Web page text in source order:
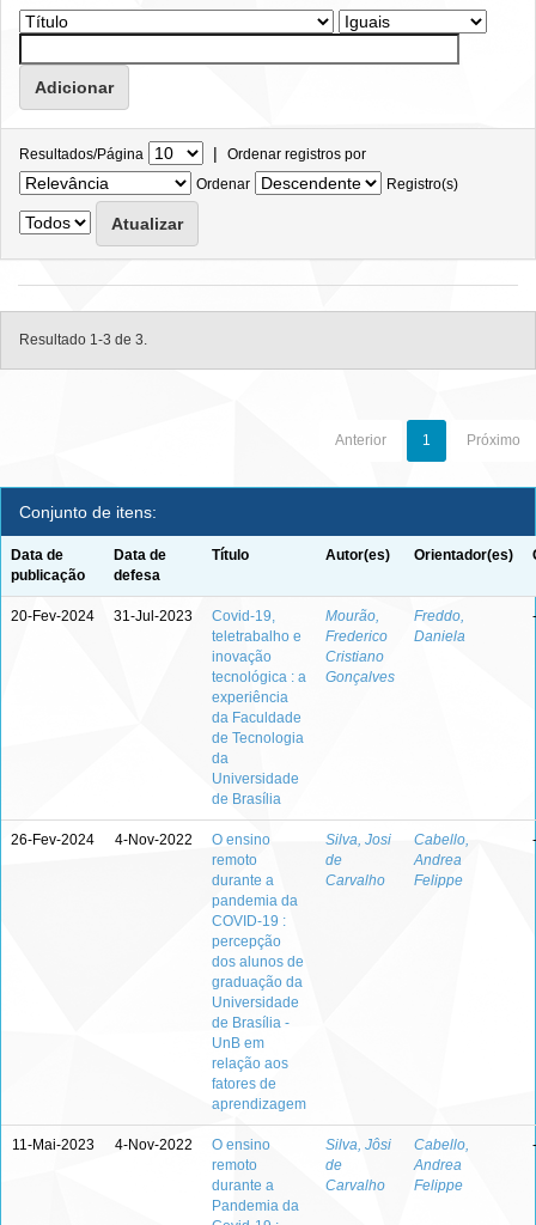
Resultados/Página | Ordenar registros por
Ordenar
Registro(s)
Resultado 1-3 de 3.
Anterior 1 Próximo
Conjunto de itens:
Data de
publicação
Data de
defesa
Título Autor(es) Orientador(es)
20-Fev-2024 31-Jul-2023
Covid-19,
teletrabalho e
inovação
tecnológica : a
experiência
da Faculdade
de Tecnologia
da
Universidade
de Brasília
Mourão,
Frederico
Cristiano
Gonçalves
Freddo,
Daniela
-
26-Fev-2024 4-Nov-2022
O ensino
remoto
durante a
pandemia da
COVID-19 :
percepção
dos alunos de
graduação da
Universidade
de Brasília -
UnB em
relação aos
fatores de
aprendizagem
Silva, Josi
de
Carvalho
Cabello,
Andrea
Felippe
-
11-Mai-2023 4-Nov-2022
O ensino
remoto
durante a
Pandemia da
Silva, Jôsi
de
Carvalho
Cabello,
Andrea
Felippe
-